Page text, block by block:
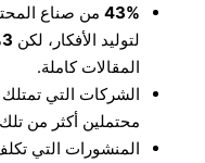
43% من صناع
لتوليد الأفكار، لكن 3%
المقالات كاملة.
الشركات التي
محتملين أكثر من